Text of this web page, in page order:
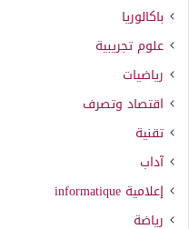
باكالوريا
علوم تجريبية
رياضيات
اقتصاد وتصرف
تقنية
آداب
إعلامية informatique
رياضة